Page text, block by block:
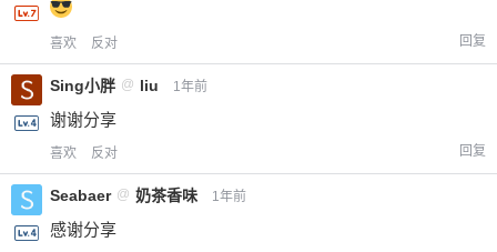
喜欢 反对 回复
Sing小胖 @ liu 1年前
谢谢分享
喜欢 反对 回复
Seabaer @ 奶茶香味 1年前
感谢分享